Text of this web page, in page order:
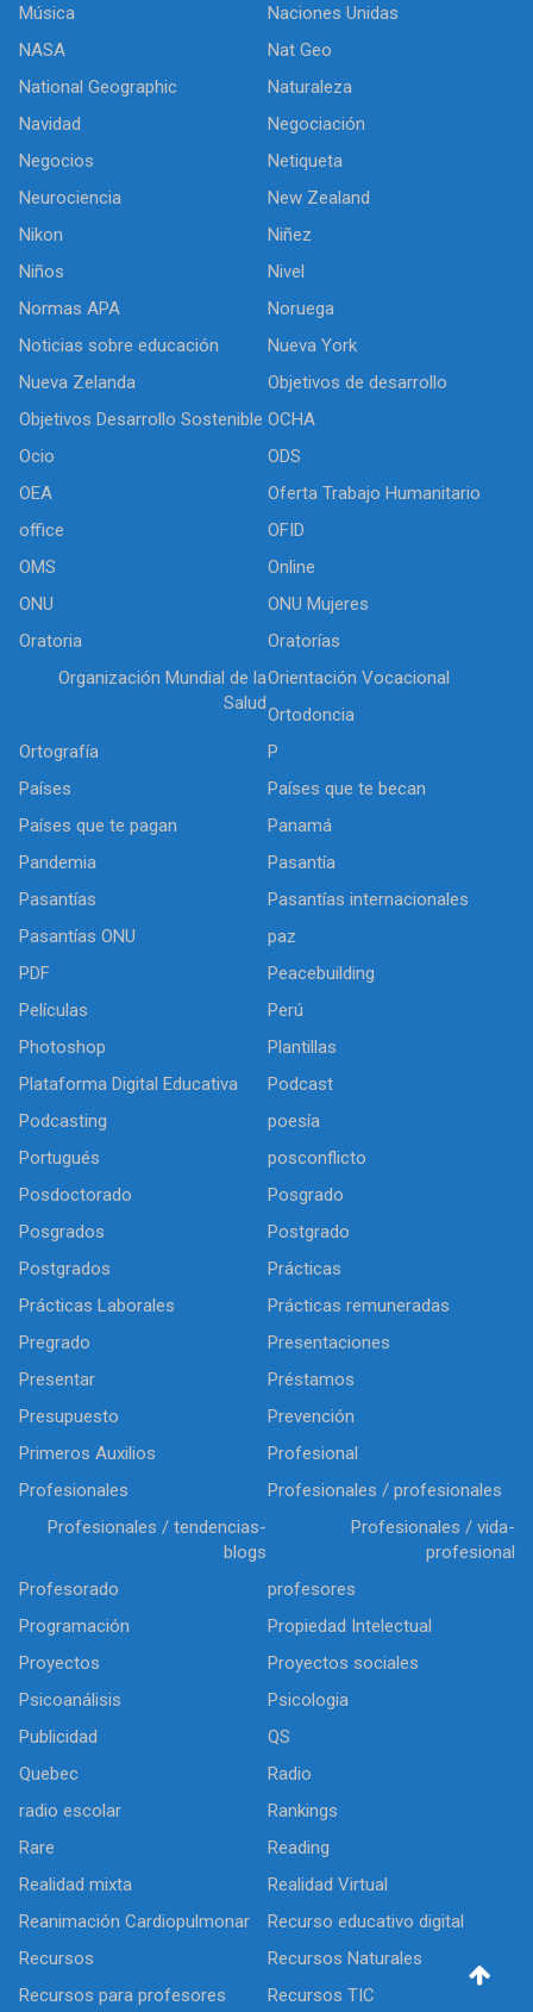
Música
Naciones Unidas
NASA
Nat Geo
National Geographic
Naturaleza
Navidad
Negociación
Negocios
Netiqueta
Neurociencia
New Zealand
Nikon
Niñez
Niños
Nivel
Normas APA
Noruega
Noticias sobre educación
Nueva York
Nueva Zelanda
Objetivos de desarrollo
Objetivos Desarrollo Sostenible OCHA
Ocio
ODS
OEA
Oferta Trabajo Humanitario
office
OFID
OMS
Online
ONU
ONU Mujeres
Oratoria
Oratorías
Organización Mundial de la
Salud
Orientación Vocacional
Ortodoncia
Ortografía
P
Países
Países que te becan
Países que te pagan
Panamá
Pandemia
Pasantía
Pasantías
Pasantías internacionales
Pasantías ONU
paz
PDF
Peacebuilding
Películas
Perú
Photoshop
Plantillas
Plataforma Digital Educativa
Podcast
Podcasting
poesía
Portugués
posconflicto
Posdoctorado
Posgrado
Posgrados
Postgrado
Postgrados
Prácticas
Prácticas Laborales
Prácticas remuneradas
Pregrado
Presentaciones
Presentar
Préstamos
Presupuesto
Prevención
Primeros Auxilios
Profesional
Profesionales
Profesionales / profesionales
Profesionales / tendencias-
blogs
Profesionales / vida-
profesional
Profesorado
profesores
Programación
Propiedad Intelectual
Proyectos
Proyectos sociales
Psicoanálisis
Psicologia
Publicidad
QS
Quebec
Radio
radio escolar
Rankings
Rare
Reading
Realidad mixta
Realidad Virtual
Reanimación Cardiopulmonar
Recurso educativo digital
Recursos
Recursos Naturales
Recursos para profesores
Recursos TIC